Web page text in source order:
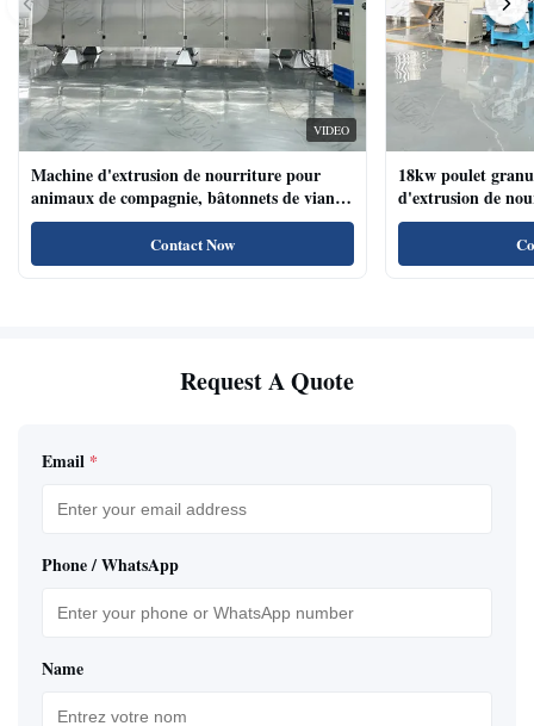
VIDEO
Machine d'extrusion de nourriture pour
animaux de compagnie, bâtonnets de viande
de chien, machine d'extrusion de nourriture
pour animaux de compagnie avec système de
plateau automatique
Contact Now
18kw poulet
d'extrusion de
compagnie haute
naturels de
Request A Quote
Email *
Phone / WhatsApp
Name